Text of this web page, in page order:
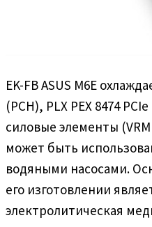
EK-FB ASUS M6E
(PCH), PLX PEX 8474
силовые элементы
может быть
водяными насосами.
его изготовлении
электролитическая